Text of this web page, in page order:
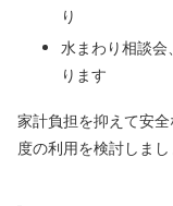
り
水まわり相談会
ります
家計負担を抑えて安
度の利用を検討しまし